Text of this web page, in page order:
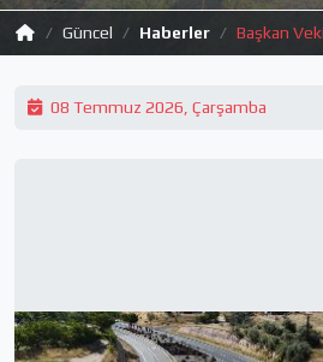
Güncel Haberler Başkan
08 Temmuz 2026, Çarşamba